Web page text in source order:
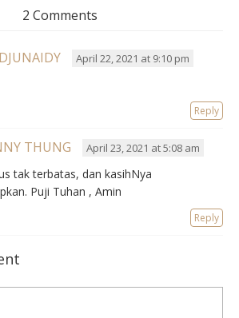
2 Comments
April 22, 2021 at 9:10 pm
Reply
THUNG April 23, 2021 at 5:08 am
tak terbatas, dan kasihNya
Puji Tuhan , Amin
Reply